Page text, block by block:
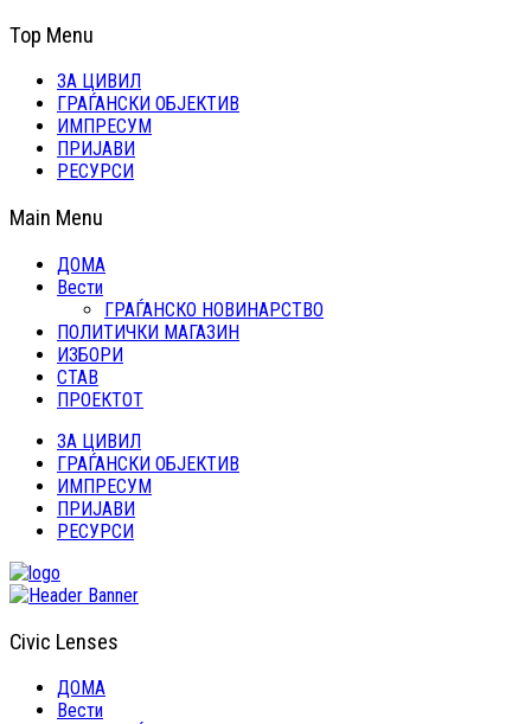
Top Menu
ЗА ЦИВИЛ
ГРАЃАНСКИ ОБЈЕКТИВ
ИМПРЕСУМ
ПРИЈАВИ
РЕСУРСИ
Main Menu
ДОМА
Вести
ГРАЃАНСКО НОВИНАРСТВО
ПОЛИТИЧКИ МАГАЗИН
ИЗБОРИ
СТАВ
ПРОЕКТОТ
ЗА ЦИВИЛ
ГРАЃАНСКИ ОБЈЕКТИВ
ИМПРЕСУМ
ПРИЈАВИ
РЕСУРСИ
Civic Lenses
ДОМА
Вести